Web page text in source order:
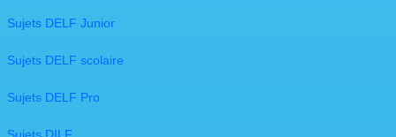
Sujets DELF Junior
Sujets DELF scolaire
Sujets DELF Pro